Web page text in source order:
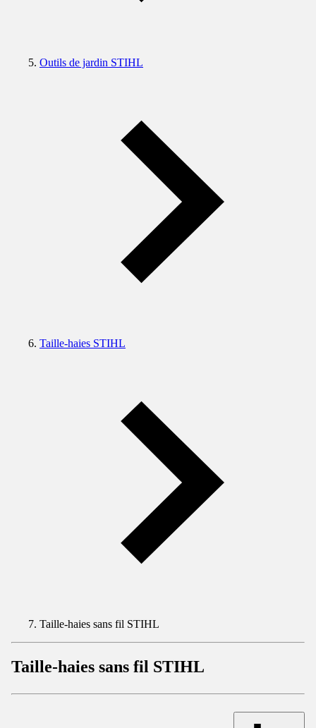
Outils de jardin STIHL
Taille-haies STIHL
Taille-haies sans fil STIHL
Taille-haies sans fil STIHL